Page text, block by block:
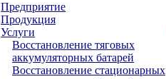
Предприятие
Продукция
Услуги
Восстановление тяговых
аккумуляторных батарей
Восстановление стационарных